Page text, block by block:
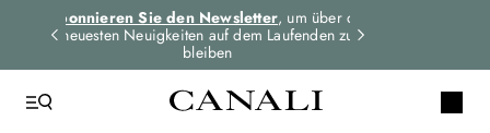
Abonnieren Sie den Newsletter, um über die
neuesten Neuigkeiten auf dem Laufenden zu
bleiben